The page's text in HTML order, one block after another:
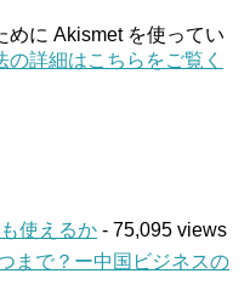
めに Akismet を使ってい
詳細はこちらをご覧く
使えるか - 75,095 views
まで？ー中国ビジネスの